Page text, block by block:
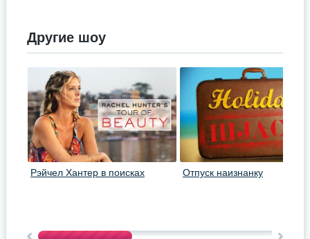
Другие шоу
Рэйчел Хантер в поисках
Отпуск наизнанку